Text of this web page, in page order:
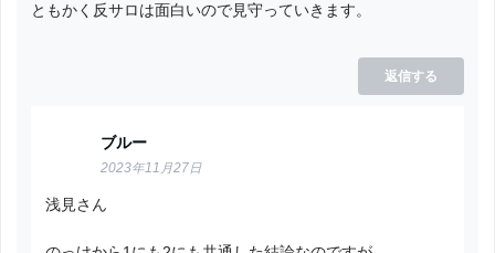
ともかく反サロは面白いので見守っていきます。
返信する
ブルー
2023年11月27日
浅見さん